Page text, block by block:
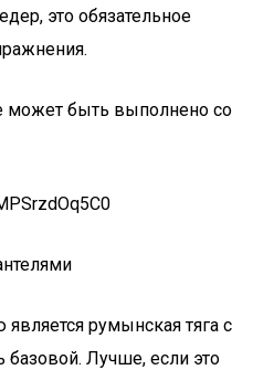
это обязательное
может быть выполнено со
румынская тяга с
базовой. Лучше, если это